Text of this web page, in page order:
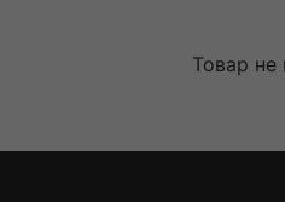
Товар не